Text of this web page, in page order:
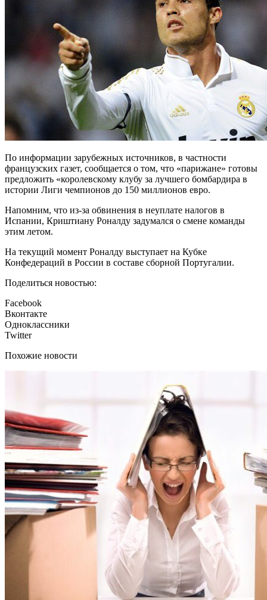
По информации зарубежных источников, в частности
французских газет, сообщается о том, что «парижане» готовы
предложить «королевскому клубу за лучшего бомбардира в
истории Лиги чемпионов до 150 миллионов евро.
Напомним, что из-за обвинения в неуплате налогов в
Испании, Криштиану Роналду задумался о смене команды
этим летом.
На текущий момент Роналду выступает на Кубке
Конфедераций в России в составе сборной Португалии.
Поделиться новостью:
Facebook
Вконтакте
Одноклассники
Twitter
Похожие новости